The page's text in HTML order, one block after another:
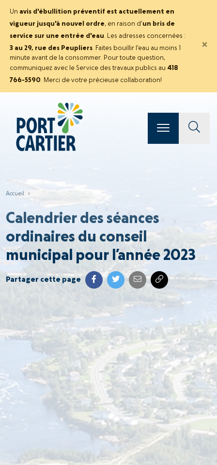
Un avis d'ébullition préventif est actuellement en
vigueur jusqu'à nouvel ordre, en raison d'un bris de
service sur une entrée d'eau. Les adresses concernées :
3 au 29, rue des Peupliers. Faites bouillir l'eau au moins 1
minute avant de la consommer. Pour toute question,
communiquez avec le Service des travaux publics au 418
766-5590. Merci de votre précieuse collaboration!
×
Accueil ›
Calendrier des séances
ordinaires du conseil
municipal pour l’année 2023
Partager cette page